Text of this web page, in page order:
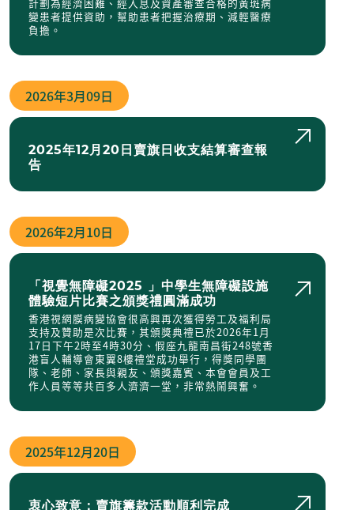
變患者提供資助，幫助患者把握治療期、減輕醫療
負擔。
2026年3月09日
2025年12月20日賣旗⽇收⽀結算審查報
告
2026年2月10日
「視覺無障礙2025 」中學生無障礙設施
體驗短片比賽之頒獎禮圓滿成功
香港視網膜病變協會很高興再次獲得勞工及福利局
支持及贊助是次比賽，其頒獎典禮已於2026年1月
17日下午2時至4時30分、假座九龍南昌街248號香
港盲人輔導會東翼8樓禮堂成功舉行，得獎同學團
隊、老師、家長與親友、頒獎嘉賓、本會會員及工
作人員等等共百多人濟濟一堂，非常熱鬧興奮。
2025年12月20日
衷心致意：賣旗籌款活動順利完成